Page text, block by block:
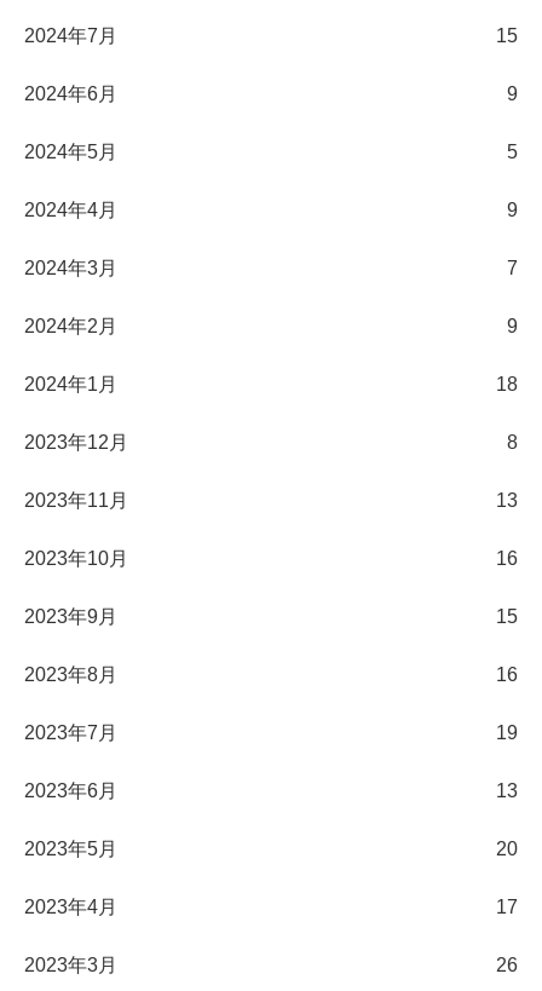
2024年7月 15
2024年6月 9
2024年5月 5
2024年4月 9
2024年3月 7
2024年2月 9
2024年1月 18
2023年12月 8
2023年11月 13
2023年10月 16
2023年9月 15
2023年8月 16
2023年7月 19
2023年6月 13
2023年5月 20
2023年4月 17
2023年3月 26